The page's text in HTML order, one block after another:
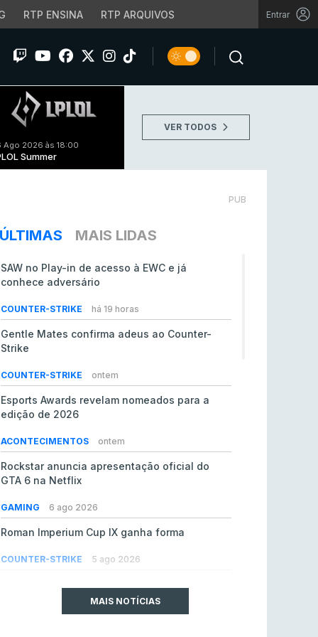
RTP ENSINA RTP ARQUIVOS Entrar
Ago 2026 às 18:00
Summer
VER TODOS
PUB
ÚLTIMAS MAIS LIDAS
SAW no Play-in de acesso à EWC e já
conhece adversário
COUNTER-STRIKE há 19 horas
Gentle Mates confirma adeus ao Counter-
Strike
COUNTER-STRIKE ontem
Esports Awards revelam nomeados para a
edição de 2026
ACONTECIMENTOS ontem
Rockstar anuncia apresentação oficial do
GTA 6 na Netflix
GAMING 6 ago 2026
Roman Imperium Cup IX ganha forma
COUNTER-STRIKE 5 ago 2026
milhões de dólaresMAIS NOTÍCIAS